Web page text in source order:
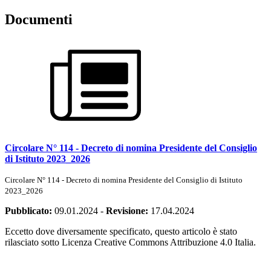
Documenti
Circolare N° 114 - Decreto di nomina Presidente del Consiglio
di Istituto 2023_2026
Circolare N° 114 - Decreto di nomina Presidente del Consiglio di Istituto
2023_2026
Pubblicato: 09.01.2024 - Revisione: 17.04.2024
Eccetto dove diversamente specificato, questo articolo è stato
rilasciato sotto Licenza Creative Commons Attribuzione 4.0 Italia.